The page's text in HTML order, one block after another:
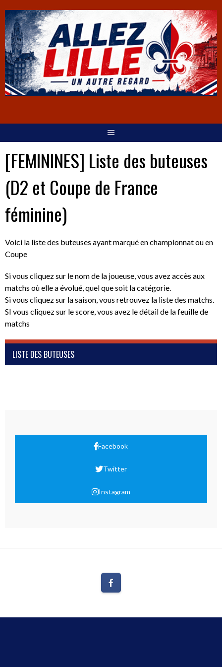
[FEMININES] Liste des buteuses
(D2 et Coupe de France
féminine)
Voici la liste des buteuses ayant marqué en championnat ou en
Coupe
Si vous cliquez sur le nom de la joueuse, vous avez accès aux
matchs où elle a évolué, quel que soit la catégorie.
Si vous cliquez sur la saison, vous retrouvez la liste des matchs.
SI vous cliquez sur le score, vous avez le détail de la feuille de
matchs
LISTE DES BUTEUSES
Facebook
Twitter
Instagram